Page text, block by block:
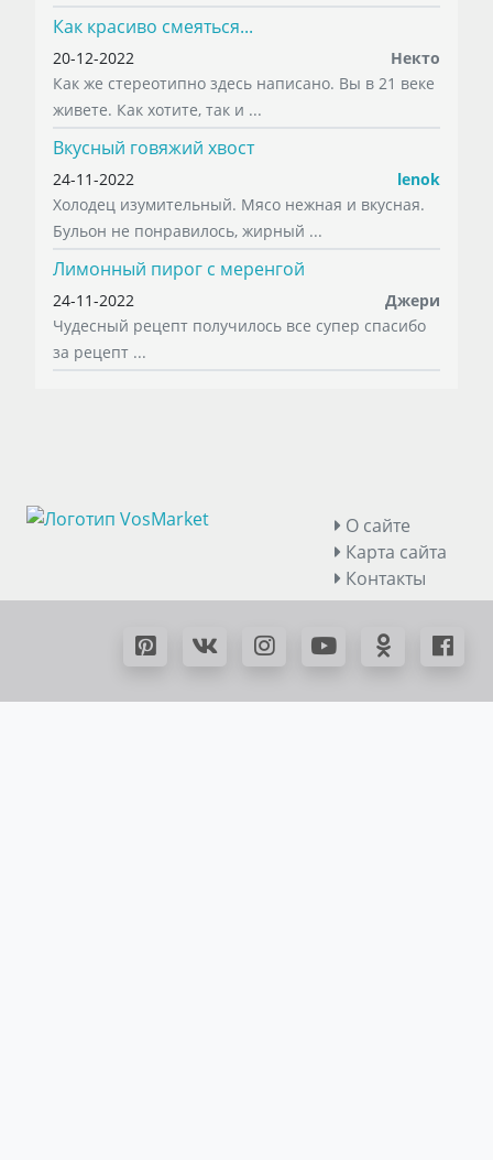
Как красиво смеяться...
20-12-2022
Некто
Как же стереотипно здесь написано. Вы в 21 веке
живете. Как хотите, так и ...
Вкусный говяжий хвост
24-11-2022
lenok
Холодец изумительный. Мясо нежная и вкусная.
Бульон не понравилось, жирный ...
Лимонный пирог с меренгой
24-11-2022
Джери
Чудесный рецепт получилось все супер спасибо
за рецепт ...
О сайте
Карта сайта
Контакты